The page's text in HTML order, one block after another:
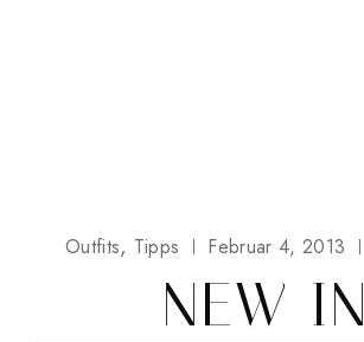
Outfits Tipps Februar 4, 2013
NEW IN